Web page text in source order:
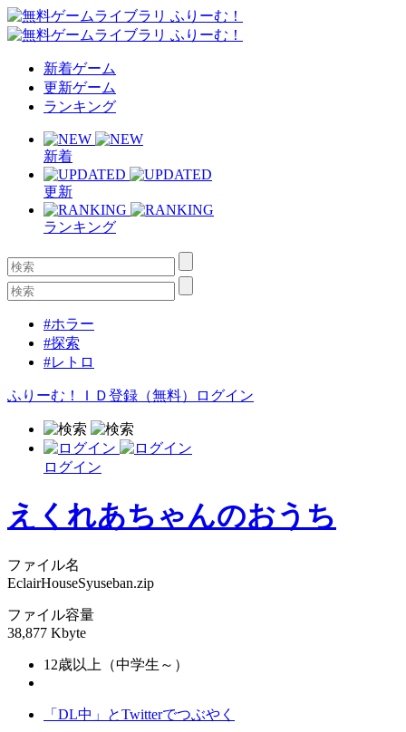
新着ゲーム
更新ゲーム
ランキング
新着
更新
ランキング
#ホラー
#探索
#レトロ
ふりーむ！ＩＤ登録（無料） ログイン
ログイン
えくれあちゃんのおうち
ファイル名
EclairHouseSyuseban.zip
ファイル容量
38,877 Kbyte
12歳以上（中学生～）
「DL中」とTwitterでつぶやく